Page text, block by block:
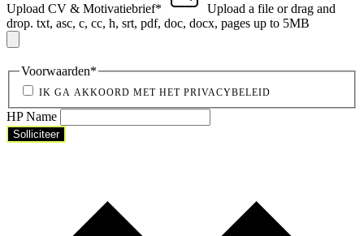
Upload CV & Motivatiebrief* Upload a file or drag and
drop. txt, asc, c, cc, h, srt, pdf, doc, docx, pages up to 5MB
Voorwaarden*
IK GA AKKOORD MET HET PRIVACYBELEID
HP Name
Solliciteer